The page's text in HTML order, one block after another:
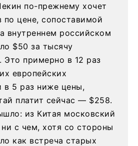
по-прежнему хочет
по цене, сопоставимой
внутреннем российском
$50 за тысячу
Это примерно в 12 раз
европейских
в 5 раз ниже цены,
платит сейчас — $258.
из Китая московский
ни с чем, хотя со стороны
как встреча старых